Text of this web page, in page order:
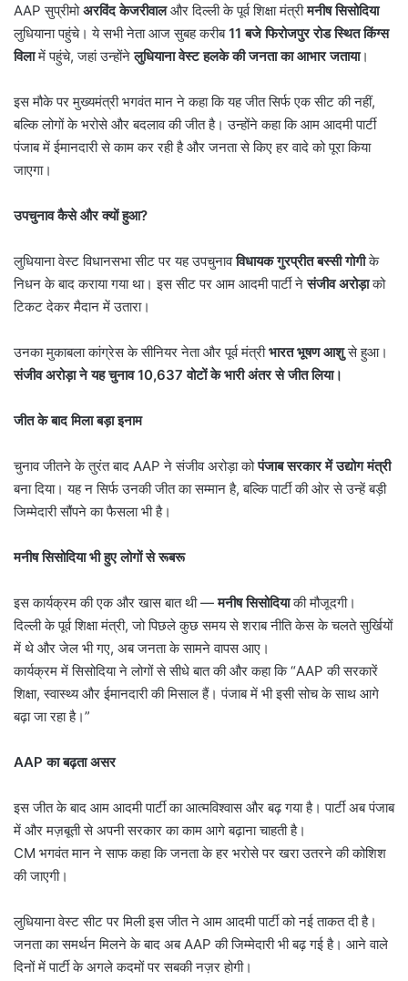
AAP सुप्रीमोअरविंद केजरीवालऔर दिल्ली के पूर्व शिक्षा मंत्रीमनीष सिसोदिया
लुधियाना पहुंचे। ये सभी नेता आज सुबह करीब11बजे फिरोजपुर रोड स्थित किंग्स
विलामें पहुंचे, जहां उन्होंनेलुधियाना वेस्ट हलके की जनता का आभार जताया।
इस मौके पर मुख्यमंत्री भगवंत मान ने कहा कि यह जीत सिर्फ एक सीट की नहीं,
बल्कि लोगों के भरोसे और बदलाव की जीत है। उन्होंने कहा कि आम आदमी पार्टी
पंजाब में ईमानदारी से काम कर रही है और जनता से किए हर वादे को पूरा किया
जाएगा।
उपचुनाव कैसे और क्यों हुआ?
लुधियाना वेस्ट विधानसभा सीट पर यह उपचुनावविधायक गुरप्रीत बस्सी गोगीके
निधन के बाद कराया गया था। इस सीट पर आम आदमी पार्टी नेसंजीव अरोड़ाको
टिकट देकर मैदान में उतारा।
उनका मुकाबला कांग्रेस के सीनियर नेता और पूर्व मंत्रीभारत भूषण आशुसे हुआ।
संजीव अरोड़ा ने यह चुनाव10,637वोटों के भारी अंतर से जीत लिया।
जीत के बाद मिला बड़ा इनाम
चुनाव जीतने के तुरंत बाद AAP ने संजीव अरोड़ा कोपंजाब सरकार में उद्योग मंत्री
बना दिया। यह न सिर्फ उनकी जीत का सम्मान है, बल्कि पार्टी की ओर से उन्हें बड़ी
जिम्मेदारी सौंपने का फैसला भी है।
मनीष सिसोदिया भी हुए लोगों से रूबरू
इस कार्यक्रम की एक और खास बात थी —मनीष सिसोदियाकी मौजूदगी।
दिल्ली के पूर्व शिक्षा मंत्री, जो पिछले कुछ समय से शराब नीति केस के चलते सुर्खियों
में थे और जेल भी गए, अब जनता के सामने वापस आए।
कार्यक्रम में सिसोदिया ने लोगों से सीधे बात की और कहा कि “AAP की सरकारें
शिक्षा, स्वास्थ्य और ईमानदारी की मिसाल हैं। पंजाब में भी इसी सोच के साथ आगे
बढ़ा जा रहा है।”
AAPका बढ़ता असर
इस जीत के बाद आम आदमी पार्टी का आत्मविश्वास और बढ़ गया है। पार्टी अब पंजाब
में और मज़बूती से अपनी सरकार का काम आगे बढ़ाना चाहती है।
CM भगवंत मान ने साफ कहा कि जनता के हर भरोसे पर खरा उतरने की कोशिश
की जाएगी।
लुधियाना वेस्ट सीट पर मिली इस जीत ने आम आदमी पार्टी को नई ताकत दी है।
जनता का समर्थन मिलने के बाद अब AAP की जिम्मेदारी भी बढ़ गई है। आने वाले
दिनों में पार्टी के अगले कदमों पर सबकी नज़र होगी।